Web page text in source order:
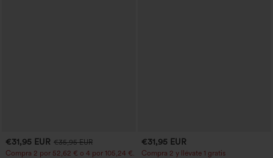
€31,95 EUR €35,95 EUR
Compra 2 por 52,62 € o 4 por 105,24 €.
€31,95 EUR
Compra 2 y llévate 1 gratis